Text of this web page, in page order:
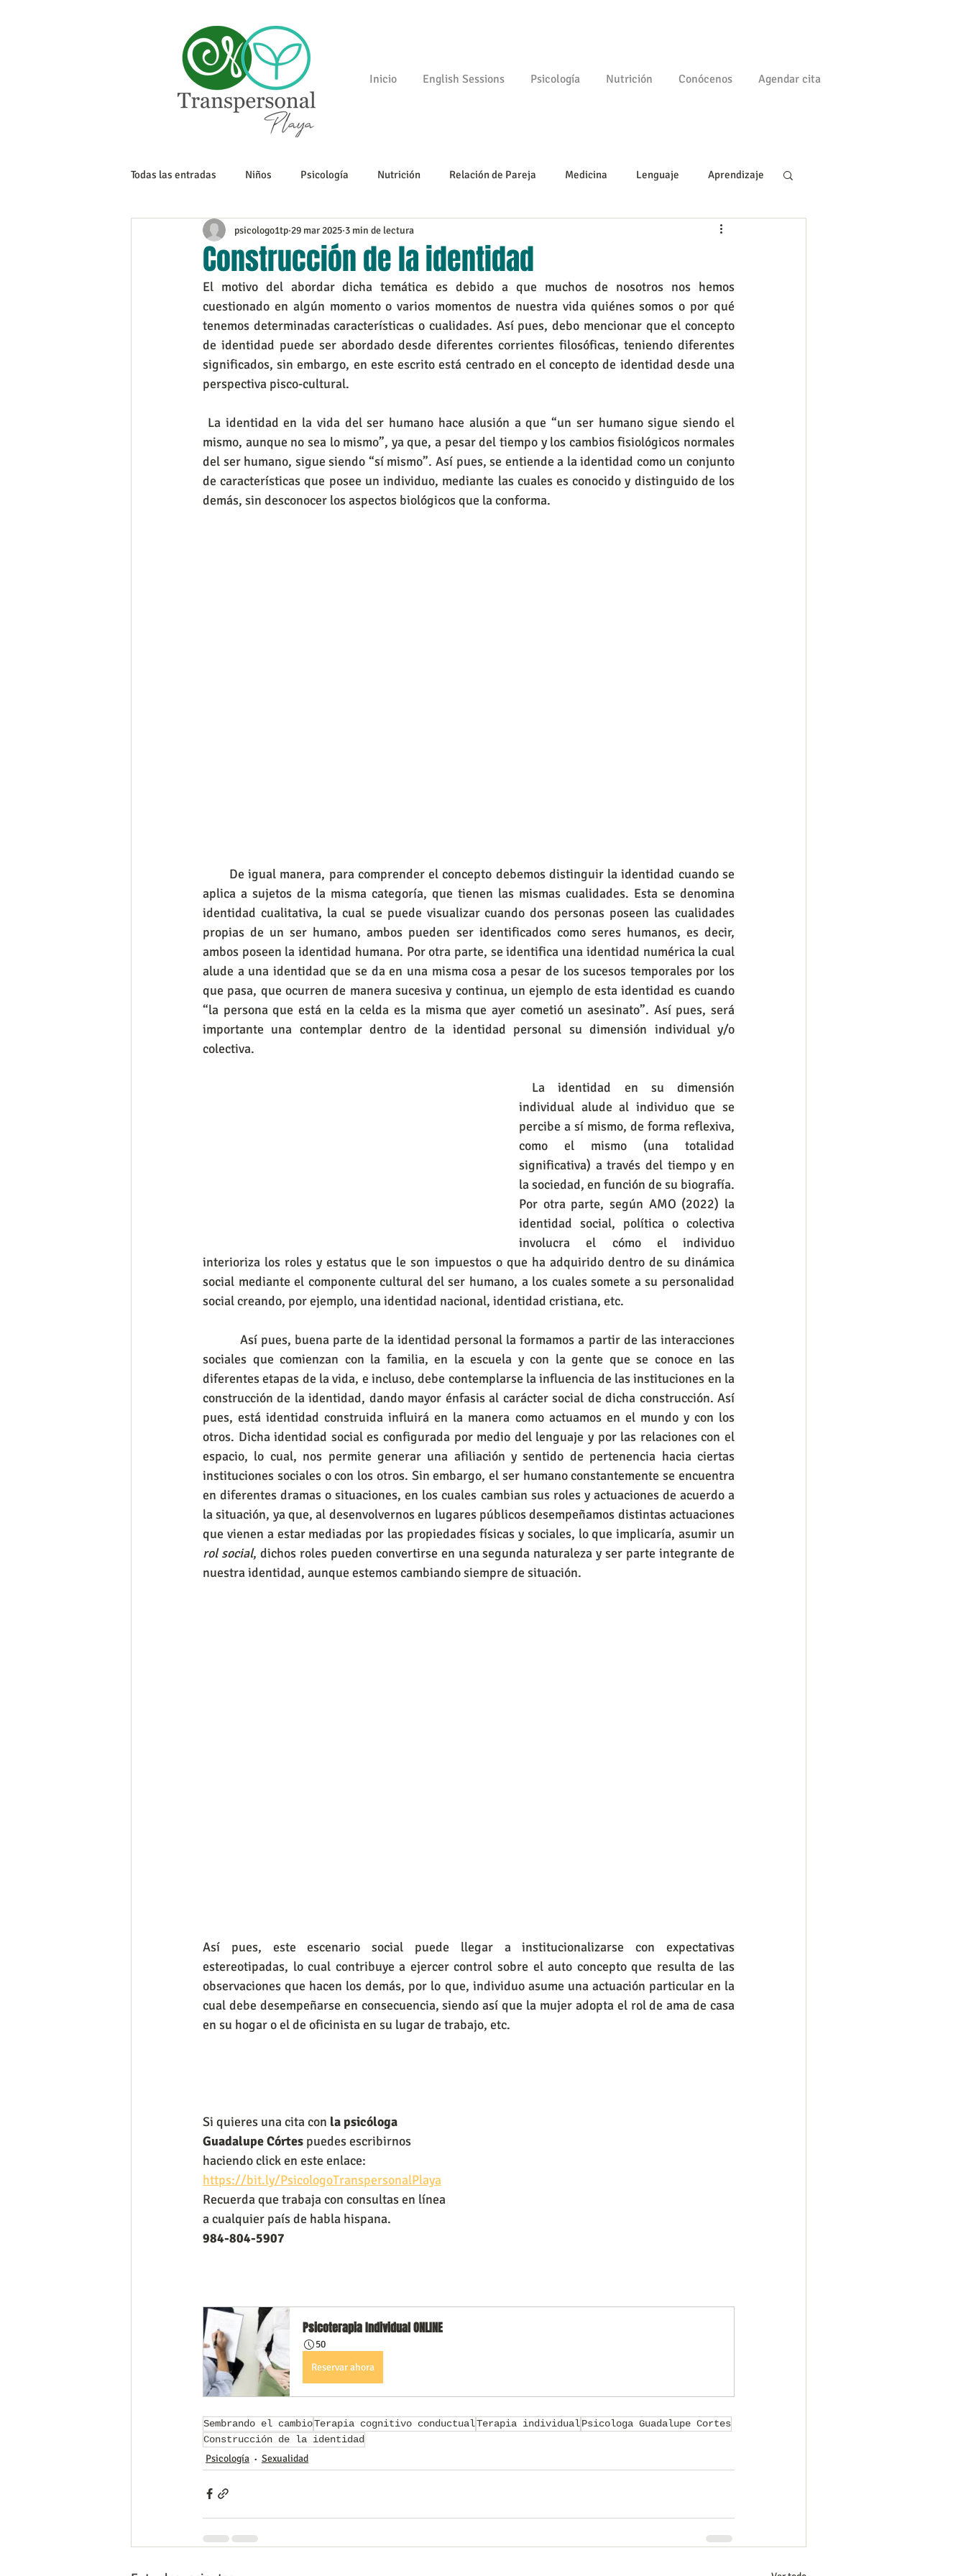
Inicio English Sessions Psicología Nutrición Conócenos Agendar cita
Todas las entradas Niños Psicología Nutrición Relación de Pareja Medicina Lenguaje Aprendizaje
Sexualidad Tanatología Psicomotricidad
Adolescencia Trabajo
Construcción de la identidad
psicologo1tp 29 mar 2025 3 min de lectura
El motivo del abordar dicha temática es debido a que muchos de nosotros nos hemos
cuestionado en algún momento o varios momentos de nuestra vida quiénes somos o por qué
tenemos determinadas características o cualidades. Así pues, debo mencionar que el concepto
de identidad puede ser abordado desde diferentes corrientes filosóficas, teniendo diferentes
significados, sin embargo, en este escrito está centrado en el concepto de identidad desde una
perspectiva pisco-cultural.
mismo, aunque no sea lo mismo”, ya que, a pesar del tiempo y los cambios fisiológicos normales
del ser humano, sigue siendo “sí mismo”. Así pues, se entiende a la identidad como un conjunto
de características que posee un individuo, mediante las cuales es conocido y distinguido de los
demás, sin desconocer los aspectos biológicos que la conforma.
De igual manera, para comprender el concepto debemos distinguir la identidad cuando se
aplica a sujetos de la misma categoría, que tienen las mismas cualidades. Esta se denomina
identidad cualitativa, la cual se puede visualizar cuando dos personas poseen las cualidades
propias de un ser humano, ambos pueden ser identificados como seres humanos, es decir,
ambos poseen la identidad humana. Por otra parte, se identifica una identidad numérica la cual
alude a una identidad que se da en una misma cosa a pesar de los sucesos temporales por los
que pasa, que ocurren de manera sucesiva y continua, un ejemplo de esta identidad es cuando
“la persona que está en la celda es la misma que ayer cometió un asesinato”. Así pues, será
importante una contemplar dentro de la identidad personal su dimensión individual y/o
colectiva.
individual alude al individuo que se
percibe a sí mismo, de forma reflexiva,
como el mismo (una totalidad
significativa) a través del tiempo y en
la sociedad, en función de su biografía.
Por otra parte, según AMO (2022) la
identidad social, política o colectiva
involucra el cómo el individuo
interioriza los roles y estatus que le son impuestos o que ha adquirido dentro de su dinámica
social mediante el componente cultural del ser humano, a los cuales somete a su personalidad
social creando, por ejemplo, una identidad nacional, identidad cristiana, etc.
Así pues, buena parte de la identidad personal la formamos a partir de las interacciones
sociales que comienzan con la familia, en la escuela y con la gente que se conoce en las
diferentes etapas de la vida, e incluso, debe contemplarse la influencia de las instituciones en la
construcción de la identidad, dando mayor énfasis al carácter social de dicha construcción. Así
pues, está identidad construida influirá en la manera como actuamos en el mundo y con los
otros. Dicha identidad social es configurada por medio del lenguaje y por las relaciones con el
espacio, lo cual, nos permite generar una afiliación y sentido de pertenencia hacia ciertas
instituciones sociales o con los otros. Sin embargo, el ser humano constantemente se encuentra
en diferentes dramas o situaciones, en los cuales cambian sus roles y actuaciones de acuerdo a
la situación, ya que, al desenvolvernos en lugares públicos desempeñamos distintas actuaciones
rol social, dichos roles pueden convertirse en una segunda naturaleza y ser parte integrante de
nuestra identidad, aunque estemos cambiando siempre de situación.
Así pues, este escenario social puede llegar a institucionalizarse con expectativas
estereotipadas, lo cual contribuye a ejercer control sobre el auto concepto que resulta de las
observaciones que hacen los demás, por lo que, individuo asume una actuación particular en la
cual debe desempeñarse en consecuencia, siendo así que la mujer adopta el rol de ama de casa
en su hogar o el de oficinista en su lugar de trabajo, etc.
Si quieres una cita con la psicóloga
Guadalupe Córtes puedes escribirnos
haciendo click en este enlace:
https://bit.ly/PsicologoTranspersonalPlaya
Recuerda que trabaja con consultas en línea
a cualquier país de habla hispana.
984-804-5907
Psicoterapia Individual ONLINE
50
Reservar ahora
Sembrando el cambioTerapia cognitivo conductualTerapia individualPsicologa Guadalupe Cortes
Construcción de la identidad
Psicología Sexualidad